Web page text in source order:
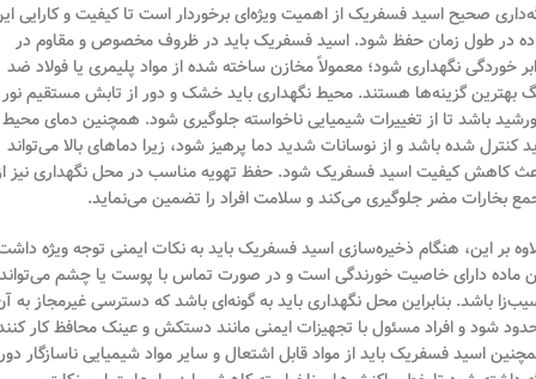
صحیح اسید فسفریک از اهمیت ویژه‌ای برخوردار است تا کیفیت و کارایی
در طول زمان حفظ شود. اسید فسفریک باید در ظروف مخصوص و مقاوم در
خوردگی نگهداری شود؛ معمولاً مخازن ساخته شده از مواد پلیمری یا فولاد ضد
بهترین گزینه‌ها هستند. محیط نگهداری باید خشک و دور از تابش مستقیم نور
باشد تا از تغییرات شیمیایی ناخواسته جلوگیری شود. همچنین دمای محیط
کنترل شده باشد و از نوسانات شدید دما پرهیز شود، زیرا دماهای بالا می‌تواند
کاهش کیفیت اسید فسفریک شود. حفظ تهویه مناسب در محل نگهداری نیز
بخارات مضر جلوگیری می‌کند و سلامت افراد را تضمین می‌نماید.
بر این، هنگام ذخیره‌سازی اسید فسفریک باید به نکات ایمنی توجه ویژه
ماده دارای خاصیت خورندگی است و در صورت تماس با پوست یا چشم می‌تواند
باشد. بنابراین محل نگهداری باید به گونه‌ای باشد که دسترسی غیرمجاز به
شود و افراد مسئول با تجهیزات ایمنی مانند دستکش و عینک محافظ کار
اسید فسفریک باید از مواد قابل اشتعال و سایر مواد شیمیایی ناسازگار دور